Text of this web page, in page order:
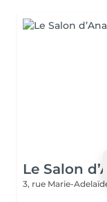
Le Salon
3, rue Marie-